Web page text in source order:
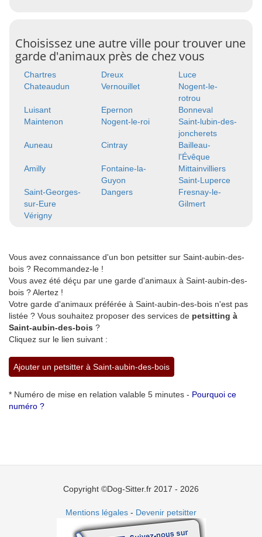
Choisissez une autre ville pour trouver une
garde d'animaux près de chez vous
Chartres Dreux
Luce
Chateaudun
Vernouillet
Nogent-le-
rotrou
Luisant
Epernon
Bonneval
Maintenon
Nogent-le-roi
Saint-lubin-des-
joncherets
Auneau
Cintray
Bailleau-
l'Évêque
Amilly
Fontaine-la-
Guyon
Mittainvilliers
Saint-Luperce
Saint-Georges-
sur-Eure
Dangers
Fresnay-le-
Gilmert
Vérigny
Vous avez connaissance d'un bon petsitter sur Saint-aubin-des-
bois ? Recommandez-le !
Vous avez été déçu par une garde d'animaux à Saint-aubin-des-
bois ? Alertez !
Votre garde d'animaux préférée à Saint-aubin-des-bois n'est pas
listée ? Vous souhaitez proposer des services de petsitting à
Saint-aubin-des-bois ?
Cliquez sur le lien suivant :
Ajouter un petsitter à Saint-aubin-des-bois
* Numéro de mise en relation valable 5 minutes - Pourquoi ce
numéro ?
Copyright ©Dog-Sitter.fr 2017 - 2026
Mentions légales - Devenir petsitter